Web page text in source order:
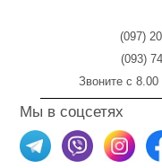
(097)
(093)
Звоните с
Мы в соцсетях